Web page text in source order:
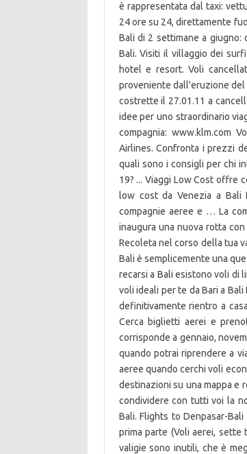
è rappresentata dal taxi:
24 ore su 24, direttamente
Bali di 2 settimane a giugno:
Bali. Visiti il villaggio dei
hotel e resort. Voli
proveniente dall'eruzione del
costrette il 27.01.11 a
idee per uno straordinario
compagnia: www.klm.com
Airlines. Confronta i prezzi
quali sono i consigli per chi
19? ... Viaggi Low Cost offre
low cost da Venezia a
compagnie aeree e … La
inaugura una nuova rotta
Recoleta nel corso della tua
Bali è semplicemente una
recarsi a Bali esistono voli di
voli ideali per te da Bari a
definitivamente rientro a
Cerca biglietti aerei e
corrisponde a gennaio,
quando potrai riprendere a
aeree quando cerchi voli
destinazioni su una mappa e
condividere con tutti voi la
Bali. Flights to Denpasar-
prima parte (Voli aerei,
valigie sono inutili, che è